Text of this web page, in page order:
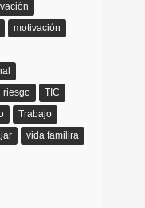
motivación
riesgo
TIC
Trabajo
vida familira